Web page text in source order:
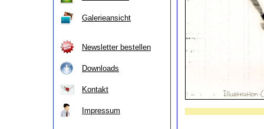
Galerieansicht
Newsletter bestellen
Downloads
Kontakt
Impressum